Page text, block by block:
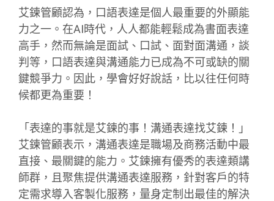
艾鍊管顧認為，口語表達是個人最重要的外顯能
力之一。在AI時代，人人都能輕鬆成為書面表達
高手，然而無論是面試、口試、面對面溝通，談
判等，口語表達與溝通能力已成為不可或缺的關
鍵競爭力。因此，學會好好說話，比以往任何時
候都更為重要！
「表達的事就是艾鍊的事！溝通表達找艾鍊！」
艾鍊管顧表示，溝通表達是職場及商務活動中最
直接、最關鍵的能力。艾鍊擁有優秀的表達類講
師群，且聚焦提供溝通表達服務，針對客戶的特
定需求導入客製化服務，量身定制出最佳的解決